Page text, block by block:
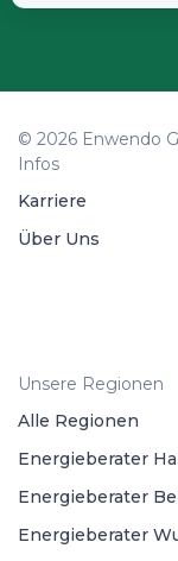
© 2026 Enwendo
Infos
Karriere
Über Uns
Unsere Regionen
Alle Regionen
Energieberater
Energieberater
Energieberater